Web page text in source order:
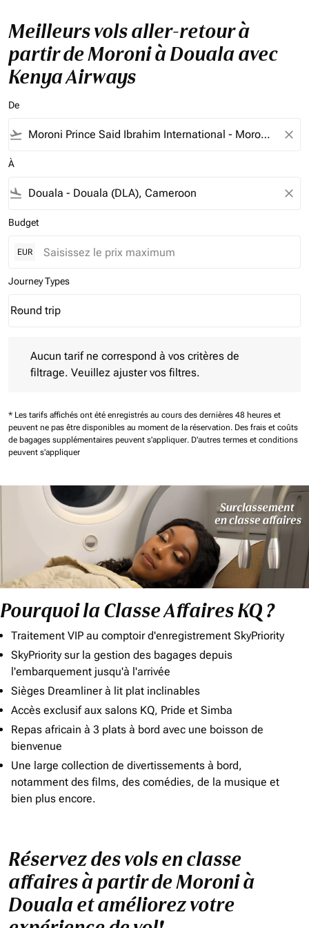
Meilleurs vols aller-retour à
partir de Moroni à Douala avec
Kenya Airways
De
flight_takeoff close
À
flight_land close
Budget
EUR
Journey Types
Journey Types option Round trip Selected
Round trip
keyboard_arrow_down
Aucun tarif ne correspond à vos critères de
filtrage. Veuillez ajuster vos filtres.
* Les tarifs affichés ont été enregistrés au cours des dernières 48 heures et
peuvent ne pas être disponibles au moment de la réservation. Des frais et coûts
de bagages supplémentaires peuvent s'appliquer. D'autres termes et conditions
peuvent s'appliquer
Pourquoi la Classe Affaires KQ ?
Traitement VIP au comptoir d'enregistrement SkyPriority
SkyPriority sur la gestion des bagages depuis
l'embarquement jusqu'à l'arrivée
Sièges Dreamliner à lit plat inclinables
Accès exclusif aux salons KQ, Pride et Simba
Repas africain à 3 plats à bord avec une boisson de
bienvenue
Une large collection de divertissements à bord,
notamment des films, des comédies, de la musique et
bien plus encore.
Réservez des vols en classe
affaires à partir de Moroni à
Douala et améliorez votre